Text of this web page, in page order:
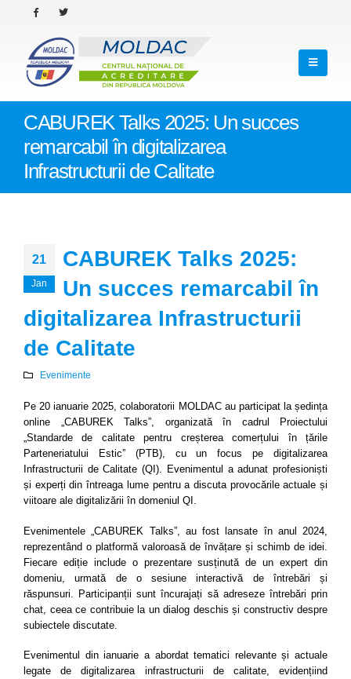
CABUREK Talks 2025: Un succes
remarcabil în digitalizarea
Infrastructurii de Calitate
21
Jan
CABUREK Talks 2025:
Un succes remarcabil în
digitalizarea Infrastructurii
de Calitate
Evenimente
Pe 20 ianuarie 2025, colaboratorii MOLDAC au participat la ședința
online „CABUREK Talks”, organizată în cadrul Proiectului
„Standarde de calitate pentru creșterea comerțului în țările
Parteneriatului Estic” (PTB), cu un focus pe digitalizarea
Infrastructurii de Calitate (QI). Evenimentul a adunat profesioniști
și experți din întreaga lume pentru a discuta provocările actuale și
viitoare ale digitalizării în domeniul QI.
Evenimentele „CABUREK Talks”, au fost lansate în anul 2024,
reprezentând o platformă valoroasă de învățare și schimb de idei.
Fiecare ediție include o prezentare susținută de un expert din
domeniu, urmată de o sesiune interactivă de întrebări și
răspunsuri. Participanții sunt încurajați să adreseze întrebări prin
chat, ceea ce contribuie la un dialog deschis și constructiv despre
subiectele discutate.
Evenimentul din ianuarie a abordat tematici relevante și actuale
legate de digitalizarea infrastructurii de calitate, evidențiind